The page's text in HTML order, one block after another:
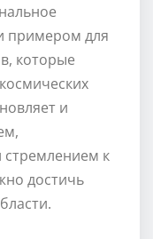
примером для
которые
и
стремлением к
достичь